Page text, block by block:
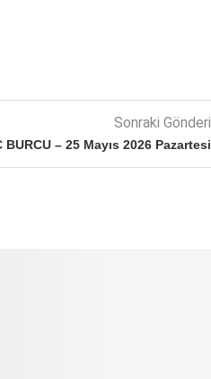
Sonraki Gönderi
BURCU – 25 Mayıs 2026 Pazartesi